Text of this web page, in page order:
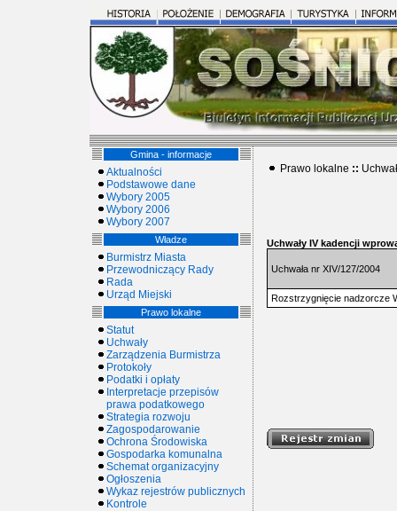
Gmina - informacje
Aktualności
Podstawowe dane
Wybory 2005
Wybory 2006
Wybory 2007
Władze
Burmistrz Miasta
Przewodniczący Rady
Rada
Urząd Miejski
Prawo lokalne
Statut
Uchwały
Zarządzenia Burmistrza
Protokoły
Podatki i opłaty
Interpretacje przepisów
prawa podatkowego
Strategia rozwoju
Zagospodarowanie
Ochrona Środowiska
Gospodarka komunalna
Schemat organizacyjny
Ogłoszenia
Wykaz rejestrów publicznych
Kontrole
Prawo lokalne ::
Uchwały IV kadencji
Uchwała nr XIV/127/2004
Rozstrzygnięcie nadzorcze